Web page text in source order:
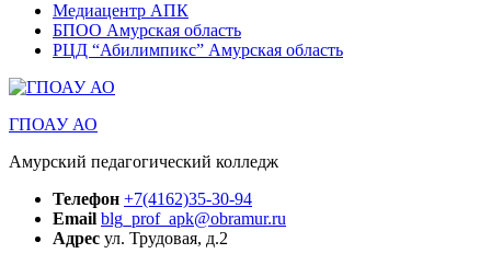
Медиацентр АПК
БПОО Амурская область
РЦД “Абилимпикс” Амурская область
ГПОАУ АО
Амурский педагогический колледж
Телефон +7(4162)35-30-94
Email blg_prof_apk@obramur.ru
Адрес ул. Трудовая, д.2